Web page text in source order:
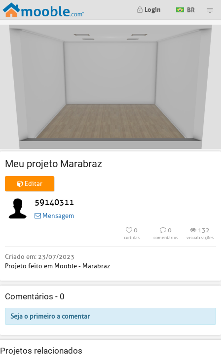
Login BR
Meu projeto Marabraz
Editar
59140311
Mensagem
0
curtidas
0
comentários
132
visualizações
Criado em: 23/07/2023
Projeto feito em Mooble - Marabraz
Comentários - 0
Seja o primeiro a comentar
Projetos relacionados